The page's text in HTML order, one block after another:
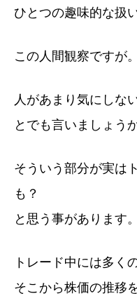
ひとつの趣味的な扱
この人間観察ですが。
人があまり気にしな
とでも言いましょうか
そういう部分が実は
も？
と思う事があります。
トレード中には多く
そこから株価の推移